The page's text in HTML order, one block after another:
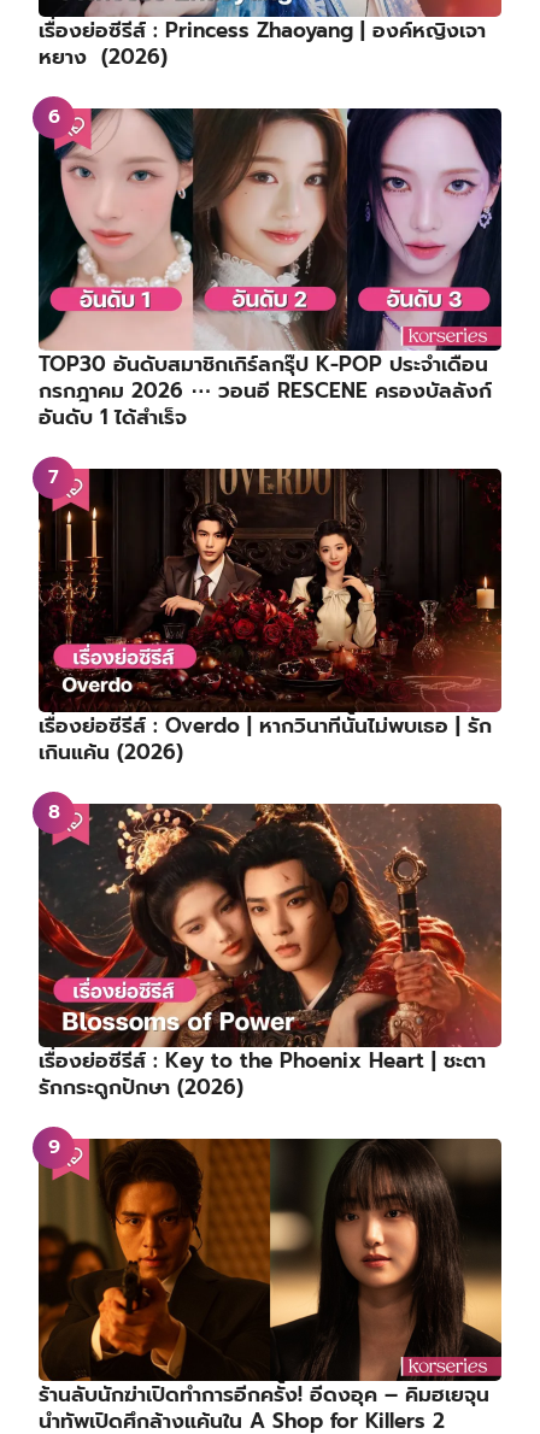
เรื่องย่อซีรีส์ : Princess Zhaoyang | องค์หญิงเจา
หยาง (2026)
TOP30 อันดับสมาชิกเกิร์ลกรุ๊ป K-POP ประจำเดือน
กรกฎาคม 2026 ⋯ วอนอี RESCENE ครองบัลลังก์
อันดับ 1 ได้สำเร็จ
เรื่องย่อซีรีส์ : Overdo | หากวินาทีนั้นไม่พบเธอ | รัก
เกินแค้น (2026)
เรื่องย่อซีรีส์ : Key to the Phoenix Heart | ชะตา
รักกระดูกปักษา (2026)
ร้านลับนักฆ่าเปิดทำการอีกครั้ง! อีดงอุค – คิมฮเยจุน
นำทัพเปิดศึกล้างแค้นใน A Shop for Killers 2